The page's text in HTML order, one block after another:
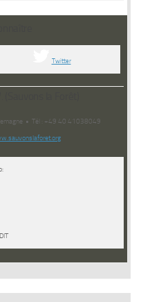
Twitter
• Tél : +49 40 41038049